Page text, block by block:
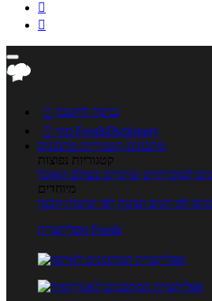


 כניסה לחשבון

מנוי FoodsDictionary
מתכונים קטגוריות מתכונים
קטגוריות נפוצות
לסוכרתיים טרנדים בעולם האוכל
מיוחדים
לפי חגים ועונות לפי שיטות הכנה
אפליקציית Foods